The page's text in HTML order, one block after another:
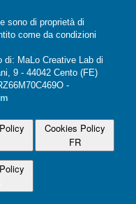
sono di proprietà di
come da condizioni
di: MaLo Creative Lab di
9 - 44042 Cento (FE)
-
Cookies Policy
FR